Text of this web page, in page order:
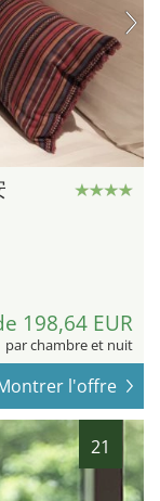
198,64 EUR
par chambre et nuit
l'offre
21